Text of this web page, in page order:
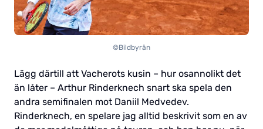
©Bildbyrån
Lägg därtill att Vacherots kusin – hur osannolikt det
än låter – Arthur Rinderknech snart ska spela den
andra semifinalen mot Daniil Medvedev.
Rinderknech, en spelare jag alltid beskrivit som en av